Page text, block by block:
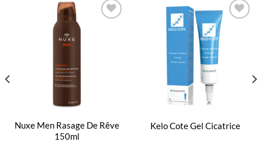
Nuxe Men Rasage De Rêve
150ml
Kelo Cote Gel Cicatrice